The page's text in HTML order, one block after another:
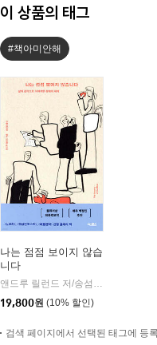
이 상품의 태그
#책아미안해
나는 점점 보이지 않습
니다
앤드루 릴런드 저/송섬별 역
19,800원 (10% 할인)
검색 페이지에서 선택된 태그에 등